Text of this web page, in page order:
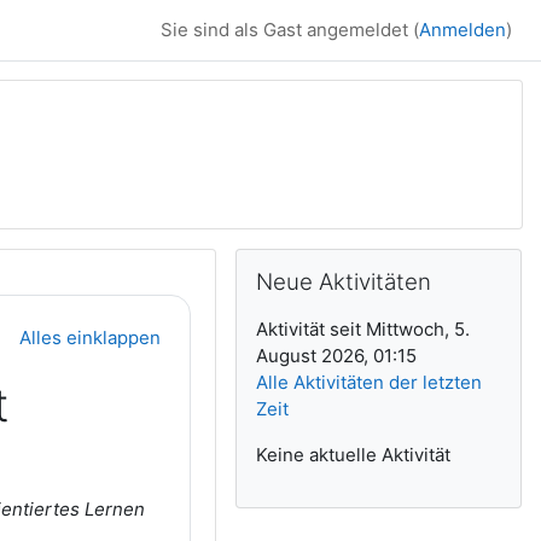
Sie sind als Gast angemeldet (Anmelden)
Alles einklappen
Lernen
Neue Aktivitäten
Aktivität seit Mittwoch, 5.
August 2026, 01:15
Alle Aktivitäten der letzten
Zeit
Keine aktuelle Aktivität